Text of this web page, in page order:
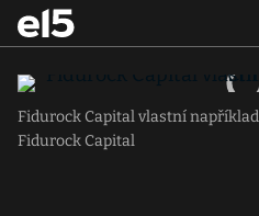
Fidurock Capital vlastní
Fidurock Capital